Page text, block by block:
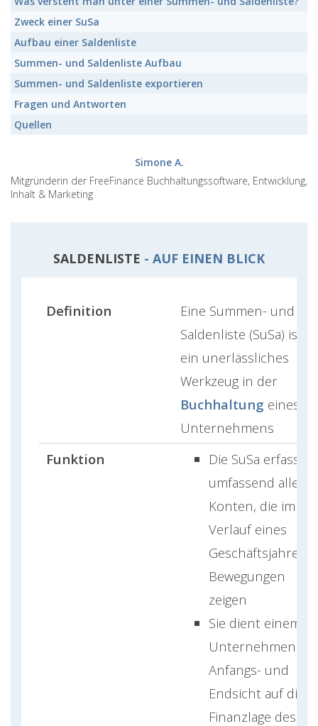
Zweck einer SuSa
Aufbau einer Saldenliste
Summen- und Saldenliste Aufbau
Summen- und Saldenliste exportieren
Fragen und Antworten
Quellen
Simone A.
Mitgründerin der FreeFinance Buchhaltungssoftware, Entwicklung,
Inhalt & Marketing
SALDENLISTE - AUF EINEN BLICK
Definition
Eine Summen- und
Saldenliste (SuSa) ist
ein unerlässliches
Werkzeug in der
Buchhaltung eines
Unternehmens
Funktion
Die SuSa erfasst
umfassend alle
Konten, die im
Verlauf eines
Geschäftsjahres
Bewegungen
zeigen
Sie dient einem
Unternehmen als
Anfangs- und
Endsicht auf die
Finanzlage des